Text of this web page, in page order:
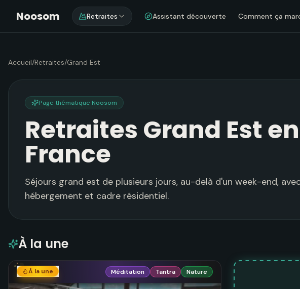
Noosom Retraites Assistant découverte Comment ça
Accueil/Retraites/Grand Est
Page thématique Noosom
Retraites Grand Est en
France
Séjours grand est de plusieurs jours, au-delà d'un week-end,
hébergement et cadre résidentiel.
À la une
À la une Méditation Tantra Nature